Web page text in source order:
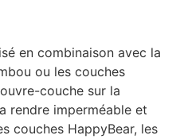
en combinaison avec la
ou les couches
couche sur la
rendre imperméable et
couches HappyBear, les